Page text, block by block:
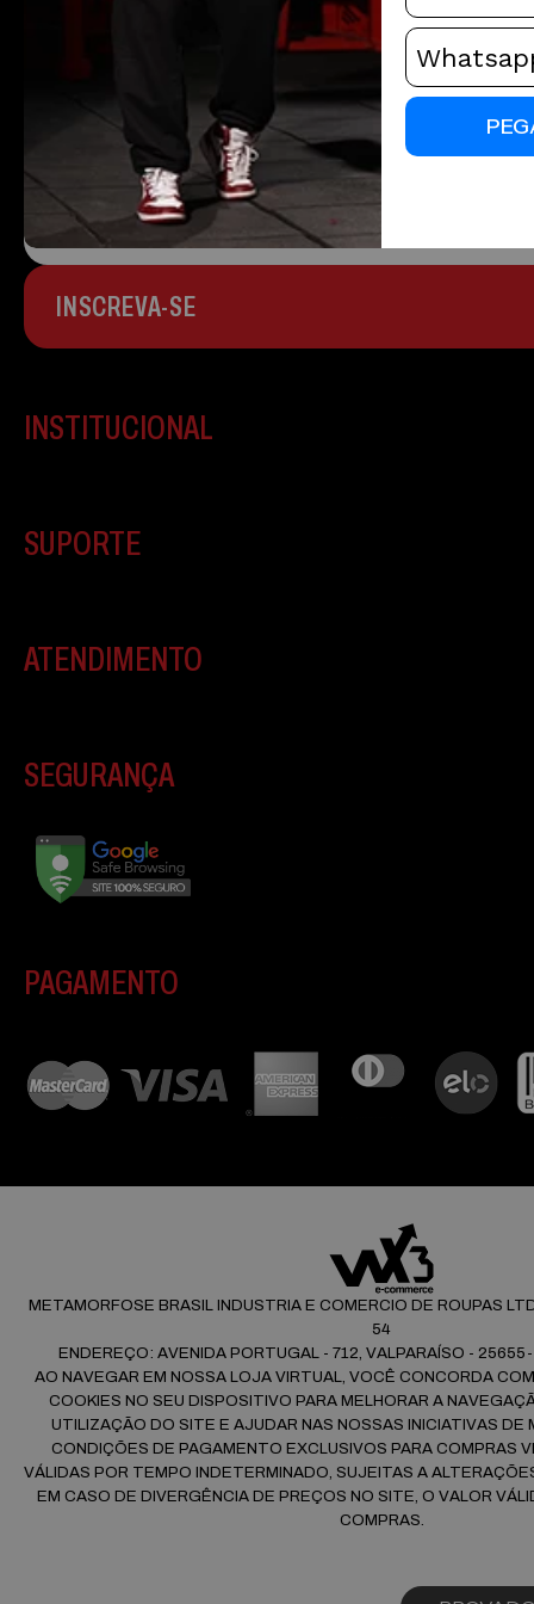
INSTITUCIONAL
SUPORTE
ATENDIMENTO
SEGURANÇA
PAGAMENTO
Fique por dentro de todas as nossas
INSCREVA-SE
METAMORFOSE BRASIL INDUSTRIA E COMERCIO DE ROUPAS
54
ENDEREÇO: AVENIDA PORTUGAL - 712, VALPARAÍSO -
AO NAVEGAR EM NOSSA LOJA VIRTUAL, VOCÊ CONCORDA
COOKIES NO SEU DISPOSITIVO PARA MELHORAR A
UTILIZAÇÃO DO SITE E AJUDAR NAS NOSSAS INICIATIVAS DE
CONDIÇÕES DE PAGAMENTO EXCLUSIVOS PARA COMPRAS
VÁLIDAS POR TEMPO INDETERMINADO, SUJEITAS A
EM CASO DE DIVERGÊNCIA DE PREÇOS NO SITE, O VALOR
COMPRAS.